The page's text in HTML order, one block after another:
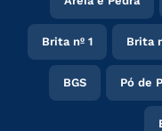
Brita nº 1 Brita
BGS Pó de